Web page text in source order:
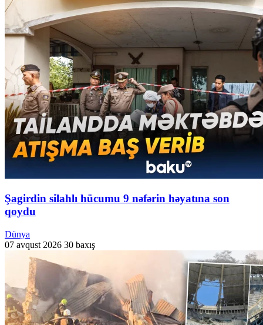
Şagirdin silahlı hücumu 9 nəfərin həyatına son
qoydu
Dünya
07 avqust 2026 30 baxış